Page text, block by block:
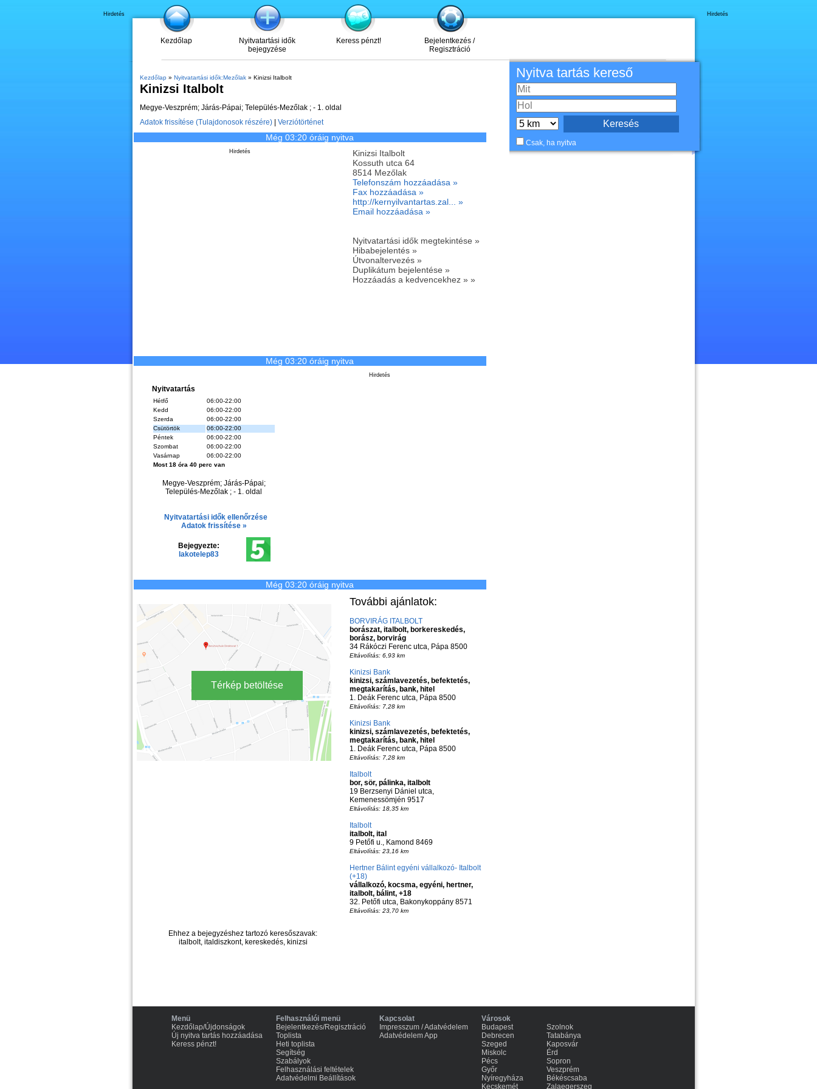
Kezdőlap
Nyitvatartási idők
bejegyzése
Keress pénzt!
Bejelentkezés /
Regisztráció
Hirdetés
Kezdőlap» Nyitvatartási idők:Mezőlak» Kinizsi Italbolt
Kinizsi Italbolt
Megye-Veszprém; Járás-Pápai; Település-Mezőlak ; - 1. oldal
Adatok frissítése (Tulajdonosok részére)| Verziótörténet
Még 03:20 óráig nyitva
Kinizsi Italbolt
Kossuth utca 64
8514 Mezőlak
Telefonszám hozzáadása »
Fax hozzáadása »
http://kernyilvantartas.zal... »
Email hozzáadása »
Nyitvatartási idők megtekintése »
Hibabejelentés »
Útvonaltervezés »
Duplikátum bejelentése »
Hozzáadás a kedvencekhez » »
Hirdetés
Még 03:20 óráig nyitva
Hirdetés
Nyitvatartás
Hétfő
06:00-22:00
Kedd
06:00-22:00
Szerda
06:00-22:00
Csütörtök
06:00-22:00
Péntek
06:00-22:00
Szombat
06:00-22:00
Vasárnap
06:00-22:00
Most 18 óra 40 perc van
Megye-Veszprém; Járás-Pápai;
Település-Mezőlak ; - 1. oldal
Nyitvatartási idők ellenőrzése
Adatok frissítése »
Bejegyezte:
lakotelep83
Még 03:20 óráig nyitva
Térkép betöltése
További ajánlatok:
BORVIRÁG ITALBOLT
borászat, italbolt, borkereskedés,
borász, borvirág
34 Rákóczi Ferenc utca, Pápa 8500
Eltávolítás: 6,93 km
Kinizsi Bank
kinizsi, számlavezetés, befektetés,
megtakarítás, bank, hitel
1. Deák Ferenc utca, Pápa 8500
Eltávolítás: 7,28 km
Kinizsi Bank
kinizsi, számlavezetés, befektetés,
megtakarítás, bank, hitel
1. Deák Ferenc utca, Pápa 8500
Eltávolítás: 7,28 km
Italbolt
bor, sör, pálinka, italbolt
19 Berzsenyi Dániel utca,
Kemenessömjén 9517
Eltávolítás: 18,35 km
Italbolt
italbolt, ital
9 Petőfi u., Kamond 8469
Eltávolítás: 23,16 km
Hertner Bálint egyéni vállalkozó- Italbolt
(+18)
vállalkozó, kocsma, egyéni, hertner,
italbolt, bálint, +18
32. Petőfi utca, Bakonykoppány 8571
Eltávolítás: 23,70 km
Ehhez a bejegyzéshez tartozó keresőszavak:
italbolt, italdiszkont, kereskedés, kinizsi
Hirdetés
Nyitva tartás kereső
Csak, ha nyitva
Menü
Kezdőlap/Újdonságok
Új nyitva tartás hozzáadása
Keress pénzt!
Felhasználói menü
Bejelentkezés/Regisztráció
Toplista
Heti toplista
Segítség
Szabályok
Felhasználási feltételek
Adatvédelmi Beállítások
Kapcsolat
Impresszum / Adatvédelem
Adatvédelem App
Városok
Budapest
Debrecen
Szeged
Miskolc
Pécs
Győr
Nyíregyháza
Kecskemét
Szolnok
Tatabánya
Kaposvár
Érd
Sopron
Veszprém
Békéscsaba
Zalaegerszeg